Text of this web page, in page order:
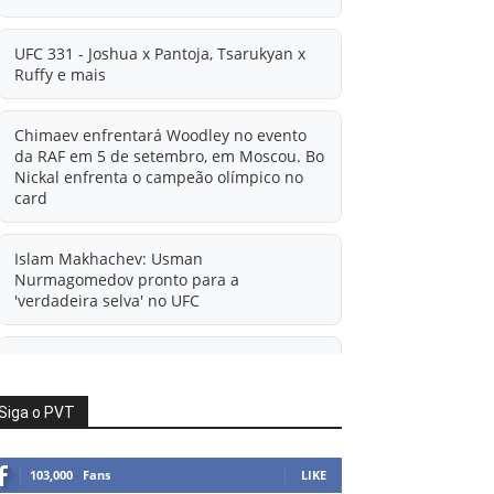
UFC 331 - Joshua x Pantoja, Tsarukyan x
Ruffy e mais
Chimaev enfrentará Woodley no evento
da RAF em 5 de setembro, em Moscou. Bo
Nickal enfrenta o campeão olímpico no
card
Islam Makhachev: Usman
Nurmagomedov pronto para a
'verdadeira selva' no UFC
informações sobre possível mudança
para o UFC após novas negociações.
Islam Makhachev: Há concorrentes
o PVT
103,000 Fans LIKE